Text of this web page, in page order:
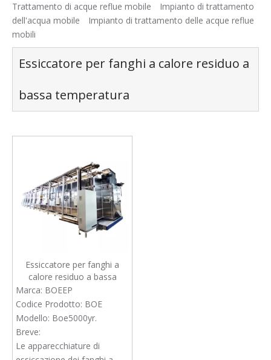
Trattamento di acque reflue mobile
Impianto di trattamento
dell'acqua mobile
Impianto di trattamento delle acque reflue
mobili
Essiccatore per fanghi a calore residuo a
bassa temperatura
Essiccatore per fanghi a
calore residuo a bassa
temperatura
Marca: BOEEP
Codice Prodotto: BOE
Modello: Boe5000yr.
Breve:
Le apparecchiature di